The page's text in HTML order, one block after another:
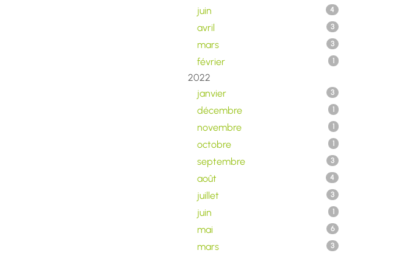
juin 4
avril 3
mars 3
février 1
2022
janvier
3
décembre 1
novembre 1
octobre 1
septembre 3
août 4
juillet 3
juin 1
mai 6
mars 3